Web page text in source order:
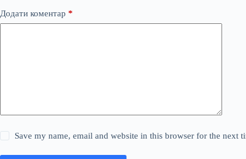
Додати коментар *
Save my name, email and website in this browser for the next